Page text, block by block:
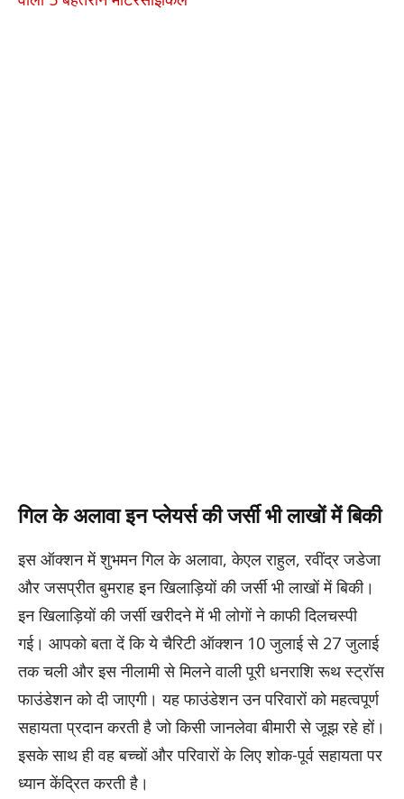
गिल के अलावा इन प्लेयर्स की जर्सी भी लाखों में बिकी
इस ऑक्शन में शुभमन गिल के अलावा, केएल राहुल, रवींद्र जडेजा
और जसप्रीत बुमराह इन खिलाड़ियों की जर्सी भी लाखों में बिकी।
इन खिलाड़ियों की जर्सी खरीदने में भी लोगों ने काफी दिलचस्पी
गई। आपको बता दें कि ये चैरिटी ऑक्शन 10 जुलाई से 27 जुलाई
तक चली और इस नीलामी से मिलने वाली पूरी धनराशि रूथ स्ट्रॉस
फाउंडेशन को दी जाएगी। यह फाउंडेशन उन परिवारों को महत्वपूर्ण
सहायता प्रदान करती है जो किसी जानलेवा बीमारी से जूझ रहे हों।
इसके साथ ही वह बच्चों और परिवारों के लिए शोक-पूर्व सहायता पर
ध्यान केंद्रित करती है।